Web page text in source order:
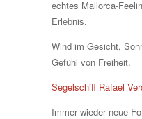
echtes Mallorca-
Erlebnis.
Wind im Gesicht,
Gefühl von Freiheit.
Segelschiff Rafael
Immer wieder neue